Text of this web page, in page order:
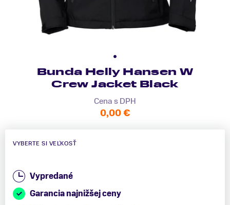
Bunda Helly Hansen W
Crew Jacket Black
Cena s DPH
0,00 €
VYBERTE SI VEĽKOSŤ
Vypredané
Garancia najnižšej ceny